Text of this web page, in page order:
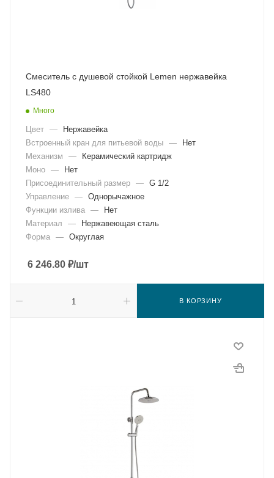
Смеситель с душевой стойкой Lemen нержавейка
LS480
Много
Цвет —
Нержавейка
Встроенный кран для питьевой воды —
Нет
Механизм
—
Керамический картридж
Моно —
Нет
Присоединительный размер — G 1/2
Управление — Однорычажное
Функции излива —
Нет
Материал
—
Нержавеющая сталь
Форма — Округлая
6 246.80 ₽/шт
В КОРЗИНУ